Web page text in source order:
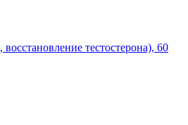
тестостерона), 60